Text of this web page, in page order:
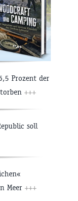
Prozent der
+++
soll
Meer +++